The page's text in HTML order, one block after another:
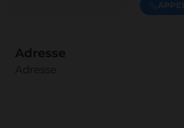
Adresse
Adresse